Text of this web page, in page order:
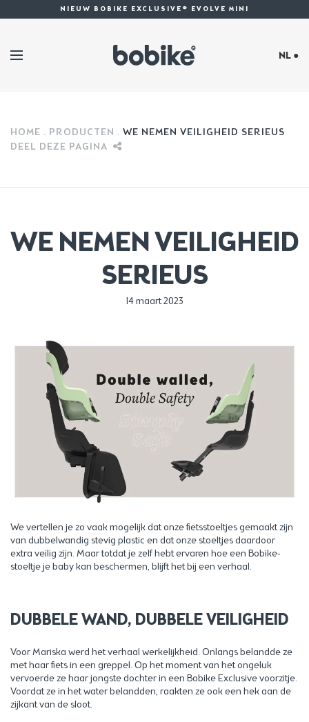
NIEUW BOBIKE EXCLUSIVE® EVOLVE MINI
NL ●
HOME PRODUCTEN
WE NEMEN VEILIGHEID SERIEUS
DEEL DEZE PAGINA
WE NEMEN VEILIGHEID
SERIEUS
Gepubliceerd in:
14 maart 2023
We vertellen je zo vaak mogelijk dat onze fietsstoeltjes gemaakt zijn
van dubbelwandig stevig plastic en dat onze stoeltjes daardoor
extra veilig zijn. Maar totdat je zelf hebt ervaren hoe een Bobike-
stoeltje je baby kan beschermen, blijft het bij een verhaal.
DUBBELE WAND, DUBBELE VEILIGHEID
Voor Mariska werd het verhaal werkelijkheid. Onlangs belandde ze
met haar fiets in een greppel. Op het moment van het ongeluk
vervoerde ze haar jongste dochter in een Bobike Exclusive voorzitje.
Voordat ze in het water belandden, raakten ze ook een hek aan de
zijkant van de sloot.